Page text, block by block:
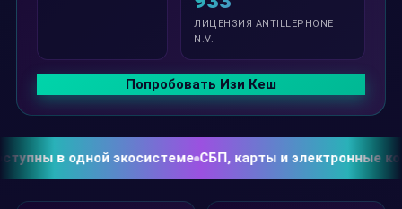
ЛИЦЕНЗИЯ ANTILLEPHONE
N.V.
Попробовать Изи Кеш
в одной экосистеме СБП, карты и электронные